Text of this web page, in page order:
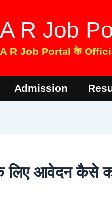
A R Job
A R Job Portal के
Admission
लिए आवेदन कैसे